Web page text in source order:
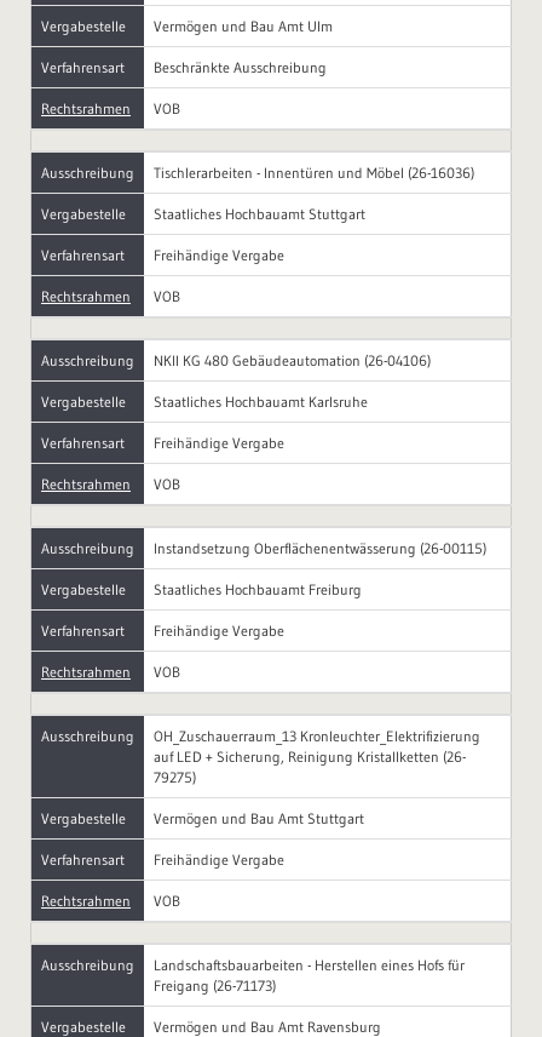
Vergabestelle Vermögen und Bau Amt Ulm
Verfahrensart Beschränkte Ausschreibung
Rechtsrahmen VOB
Ausschreibung Tischlerarbeiten - Innentüren und Möbel (26-16036)
Vergabestelle Staatliches Hochbauamt Stuttgart
Verfahrensart Freihändige Vergabe
Rechtsrahmen VOB
Ausschreibung NKII KG 480 Gebäudeautomation (26-04106)
Vergabestelle Staatliches Hochbauamt Karlsruhe
Verfahrensart Freihändige Vergabe
Rechtsrahmen VOB
Ausschreibung Instandsetzung Oberflächenentwässerung (26-00115)
Vergabestelle Staatliches Hochbauamt Freiburg
Verfahrensart Freihändige Vergabe
Rechtsrahmen VOB
Ausschreibung
OH_Zuschauerraum_13 Kronleuchter_Elektrifizierung
auf LED + Sicherung, Reinigung Kristallketten (26-
79275)
Vergabestelle Vermögen und Bau Amt Stuttgart
Verfahrensart Freihändige Vergabe
Rechtsrahmen VOB
Ausschreibung
Landschaftsbauarbeiten - Herstellen eines Hofs für
Freigang (26-71173)
Vergabestelle Vermögen und Bau Amt Ravensburg